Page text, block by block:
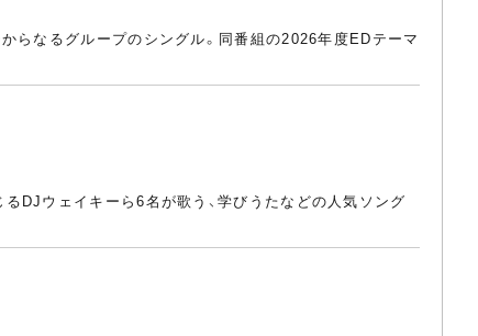
らなるグループのシングル。同番組の2026年度EDテーマ
DJウェイキーら6名が歌う、学びうたなどの人気ソング